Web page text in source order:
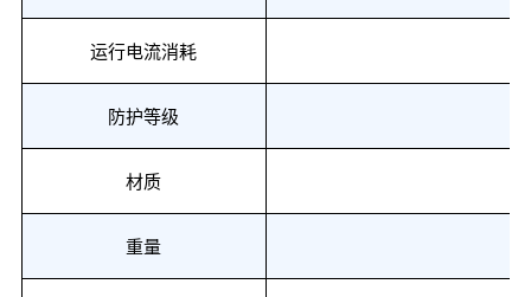
运行电流消耗
防护等级
材质
重量